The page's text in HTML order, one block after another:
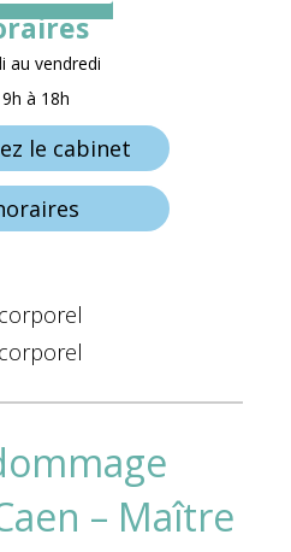
au vendredi
à 18h
le cabinet
– Maître